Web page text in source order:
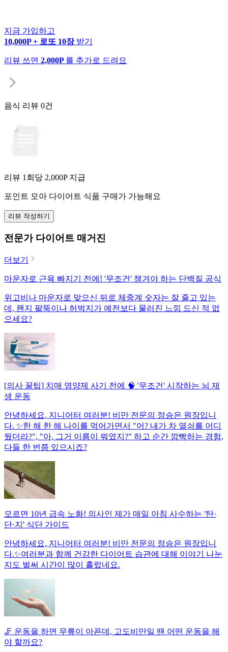
지금 가입하고
10,000P + 로또 10장 받기
리뷰 쓰면 2,000P 를 추가로 드려요
음식 리뷰 0건
리뷰 1회당 2,000P 지급
포인트 모아 다이어트 식품 구매가 가능해요
리뷰 작성하기
전문가 다이어트 매거진
더보기
마운자로 근육 빠지기 전에! '무조건' 챙겨야 하는 단백질 공식
위고비나 마운자로 맞으신 뒤로 체중계 숫자는 잘 줄고 있는
데, 왠지 팔뚝이나 허벅지가 예전보다 물러진 느낌 드신 적 없
으세요?
[의사 꿀팁] 치매 영양제 사기 전에 🧠 '무조건' 시작하는 뇌 재
생 운동
안녕하세요, 지니어터 여러분! 비만 전문의 정승은 원장입니
다. ✨한 해 한 해 나이를 먹어가면서 "어? 내가 차 열쇠를 어디
뒀더라?", "아, 그거 이름이 뭐였지?" 하고 순간 깜빡하는 경험,
다들 한 번쯤 있으시죠?
모르면 10년 급속 노화! 의사인 제가 매일 아침 사수하는 '탄·
단·지' 식단 가이드
안녕하세요, 지니어터 여러분! 비만 전문의 정승은 원장입니
다.✨여러분과 함께 건강한 다이어트 습관에 대해 이야기 나눈
지도 벌써 시간이 많이 흘렀네요.
🦵 운동을 하면 무릎이 아픈데, 고도비만일 땐 어떤 운동을 해
야 할까요?